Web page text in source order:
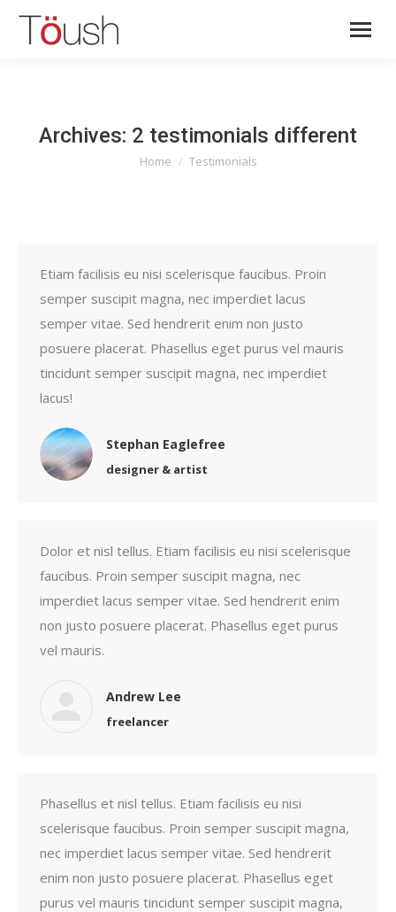
Archives: 2 testimonials different
You are here:
Home Testimonials
Etiam facilisis eu nisi scelerisque faucibus. Proin
semper suscipit magna, nec imperdiet lacus
semper vitae. Sed hendrerit enim non justo
posuere placerat. Phasellus eget purus vel mauris
tincidunt semper suscipit magna, nec imperdiet
lacus!
Stephan Eaglefree
designer & artist
Dolor et nisl tellus. Etiam facilisis eu nisi scelerisque
faucibus. Proin semper suscipit magna, nec
imperdiet lacus semper vitae. Sed hendrerit enim
non justo posuere placerat. Phasellus eget purus
vel mauris.
Andrew Lee
freelancer
Phasellus et nisl tellus. Etiam facilisis eu nisi
scelerisque faucibus. Proin semper suscipit magna,
nec imperdiet lacus semper vitae. Sed hendrerit
enim non justo posuere placerat. Phasellus eget
purus vel mauris tincidunt semper suscipit magna,